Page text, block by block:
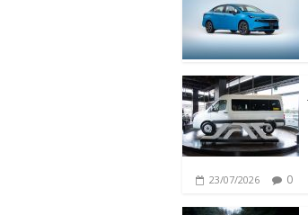
23/07/2026 0